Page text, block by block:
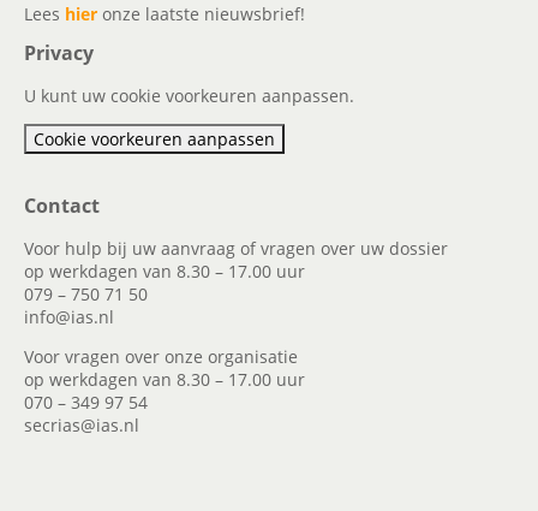
Lees hier onze laatste nieuwsbrief!
Privacy
U kunt uw cookie voorkeuren aanpassen.
Cookie voorkeuren aanpassen
Contact
Voor hulp bij uw aanvraag of vragen over uw dossier
op werkdagen van 8.30 – 17.00 uur
079 – 750 71 50
info@ias.nl
Voor vragen over onze organisatie
op werkdagen van 8.30 – 17.00 uur
070 – 349 97 54
secrias@ias.nl